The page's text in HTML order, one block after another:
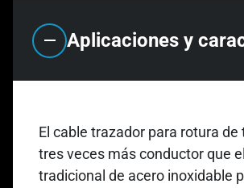
Aplicaciones y
El cable trazador para rotura de
tres veces más conductor que
tradicional de acero inoxidable